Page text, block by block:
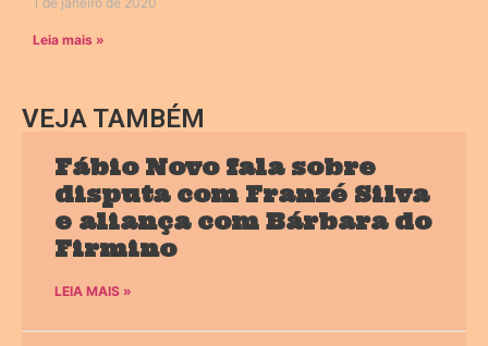
Leia mais »
VEJA TAMBÉM
Fábio Novo fala sobre
disputa com Franzé Silva
e aliança com Bárbara do
Firmino
LEIA MAIS »